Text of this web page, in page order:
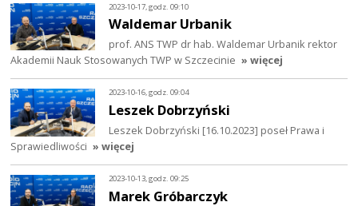
2023-10-17, godz. 09:10
Waldemar Urbanik
prof. ANS TWP dr hab. Waldemar Urbanik rektor
Akademii Nauk Stosowanych TWP w Szczecinie » więcej
2023-10-16, godz. 09:04
Leszek Dobrzyński
Leszek Dobrzyński [16.10.2023] poseł Prawa i
Sprawiedliwości » więcej
2023-10-13, godz. 09:25
Marek Gróbarczyk